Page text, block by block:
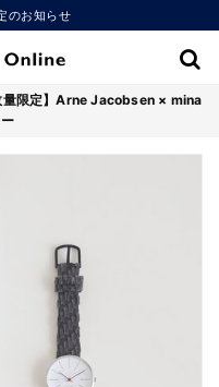
のお知らせ
量限定】Arne Jacobsen × mina